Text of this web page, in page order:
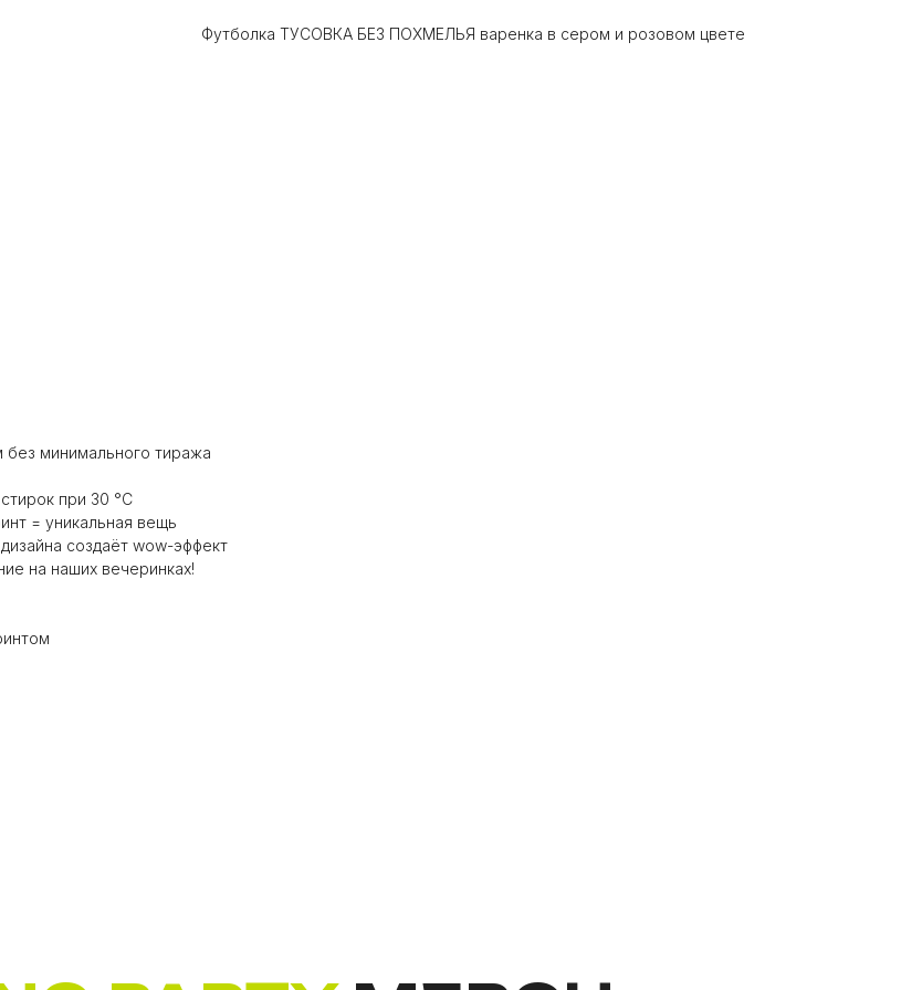
Футболка ТУСОВКА БЕЗ ПОХМЕЛЬЯ варенка в сером и розовом цвете
без минимального тиража
при 30 °C
= уникальная вещь
создаёт wow-эффект
на наших вечеринках!